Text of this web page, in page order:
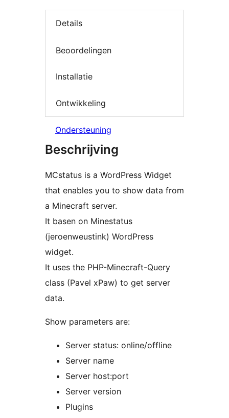
Details
Beoordelingen
Installatie
Ontwikkeling
Ondersteuning
Beschrijving
MCstatus is a WordPress Widget
that enables you to show data from
a Minecraft server.
It basen on Minestatus
(jeroenweustink) WordPress
widget.
It uses the PHP-Minecraft-Query
class (Pavel xPaw) to get server
data.
Show parameters are:
Server status: online/offline
Server name
Server host:port
Server version
Plugins